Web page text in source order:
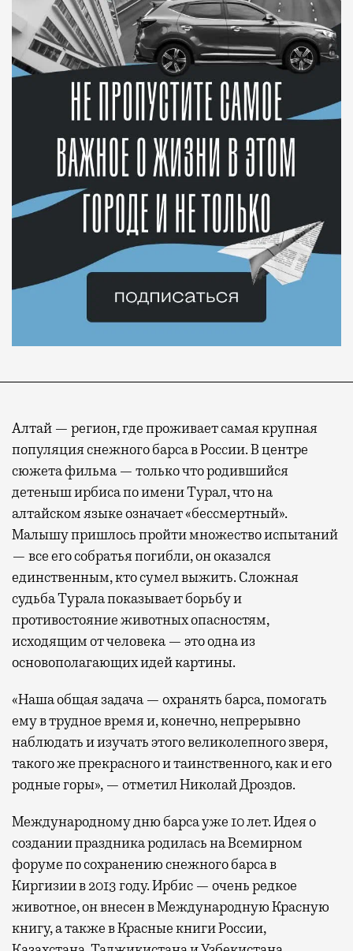
Алтай — регион, где проживает самая крупная
популяция снежного барса в России. В центре
сюжета фильма — только что родившийся
детеныш ирбиса по имени Турал, что на
алтайском языке означает «бессмертный».
Малышу пришлось пройти множество испытаний
— все его собратья погибли, он оказался
единственным, кто сумел выжить. Сложная
судьба Турала показывает борьбу и
противостояние животных опасностям,
исходящим от человека — это одна из
основополагающих идей картины.
«Наша общая задача — охранять барса, помогать
ему в трудное время и, конечно, непрерывно
наблюдать и изучать этого великолепного зверя,
такого же прекрасного и таинственного, как и его
родные горы», — отметил Николай Дроздов.
Международному дню барса уже 10 лет. Идея о
создании праздника родилась на Всемирном
форуме по сохранению снежного барса в
Киргизии в 2013 году. Ирбис — очень редкое
животное, он внесен в Международную Красную
книгу, а также в Красные книги России,